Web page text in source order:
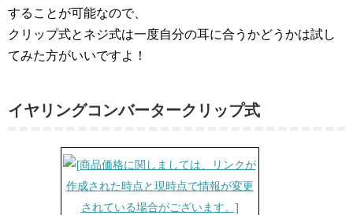
することが可能なので、
クリップ式とネジ式は一度自分の耳に合うかどうかは試し
てみた方がいいですよ！
イヤリングコンバータークリップ式